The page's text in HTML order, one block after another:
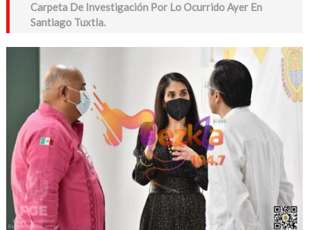
Carpeta De Investigación Por Lo Ocurrido Ayer En
Santiago Tuxtla.